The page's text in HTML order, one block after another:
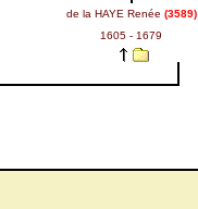
de la HAYE Renée (3589)
1605 - 1679